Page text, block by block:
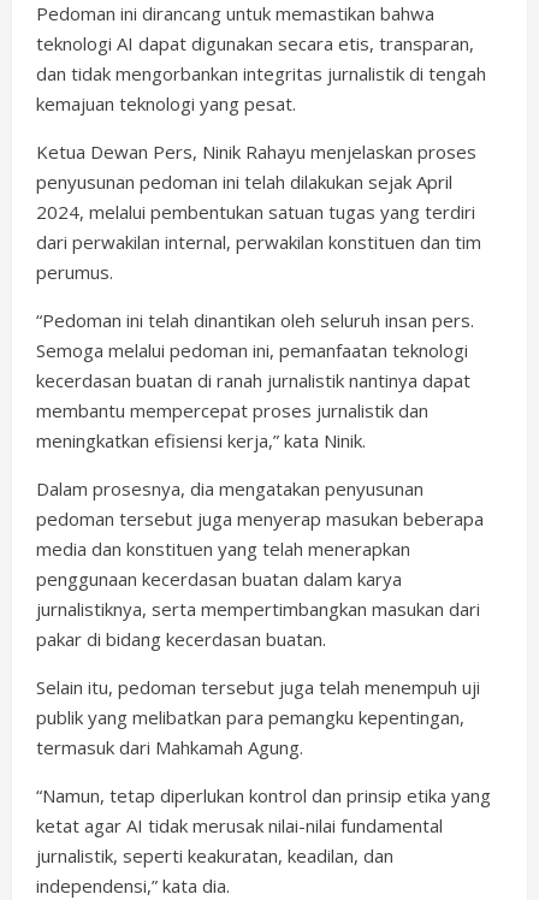
Pedoman ini dirancang untuk memastikan bahwa
teknologi AI dapat digunakan secara etis, transparan,
dan tidak mengorbankan integritas jurnalistik di tengah
kemajuan teknologi yang pesat.
Ketua Dewan Pers, Ninik Rahayu menjelaskan proses
penyusunan pedoman ini telah dilakukan sejak April
2024, melalui pembentukan satuan tugas yang terdiri
dari perwakilan internal, perwakilan konstituen dan tim
perumus.
“Pedoman ini telah dinantikan oleh seluruh insan pers.
Semoga melalui pedoman ini, pemanfaatan teknologi
kecerdasan buatan di ranah jurnalistik nantinya dapat
membantu mempercepat proses jurnalistik dan
meningkatkan efisiensi kerja,” kata Ninik.
Dalam prosesnya, dia mengatakan penyusunan
pedoman tersebut juga menyerap masukan beberapa
media dan konstituen yang telah menerapkan
penggunaan kecerdasan buatan dalam karya
jurnalistiknya, serta mempertimbangkan masukan dari
pakar di bidang kecerdasan buatan.
Selain itu, pedoman tersebut juga telah menempuh uji
publik yang melibatkan para pemangku kepentingan,
termasuk dari Mahkamah Agung.
“Namun, tetap diperlukan kontrol dan prinsip etika yang
ketat agar AI tidak merusak nilai-nilai fundamental
jurnalistik, seperti keakuratan, keadilan, dan
independensi,” kata dia.